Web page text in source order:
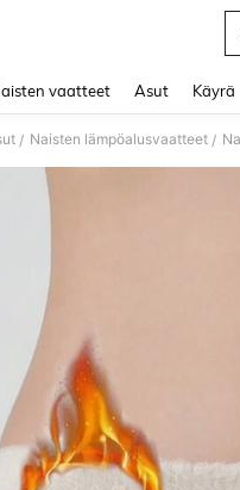
vaatteet Asut Käyrä
/ Naisten lämpöalusvaatteet /